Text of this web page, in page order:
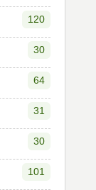
120
30
64
31
30
101